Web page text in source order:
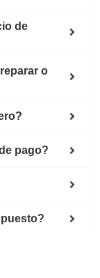
de
o
pago?